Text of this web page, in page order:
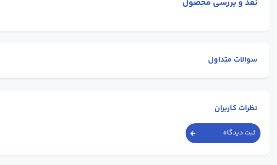
نقد و بررسی محصول
سوالات متداول
نظرات کاربران
ثبت دیدگاه